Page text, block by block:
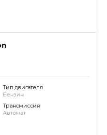
Тип двигателя
Бензин
Трансмиссия
Автомат